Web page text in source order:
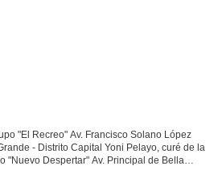
"El Recreo" Av. Francisco Solano López
- Distrito Capital Yoni Pelayo, curé de la
"Nuevo Despertar" Av. Principal de Bella